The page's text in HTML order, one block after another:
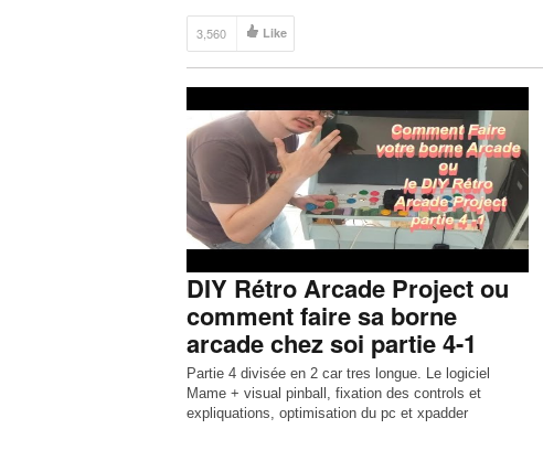
3,560 Like
DIY Rétro Arcade Project ou
comment faire sa borne
arcade chez soi partie 4-1
Partie 4 divisée en 2 car tres longue. Le logiciel
Mame + visual pinball, fixation des controls et
expliquations, optimisation du pc et xpadder